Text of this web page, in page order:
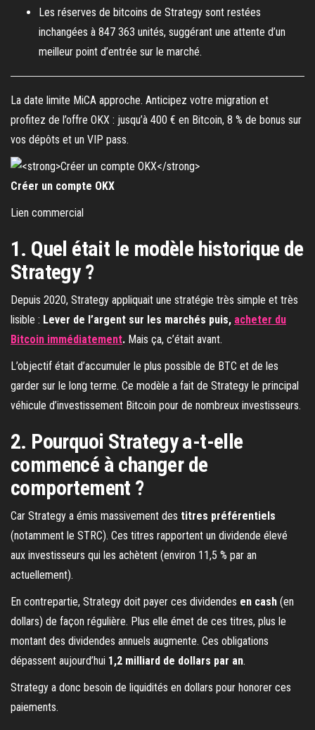
Les réserves de bitcoins de Strategy sont restées
inchangées à 847 363 unités, suggérant une attente d’un
meilleur point d’entrée sur le marché.
La date limite MiCA approche. Anticipez votre migration et
profitez de l’offre OKX : jusqu’à 400 € en Bitcoin, 8 % de bonus sur
vos dépôts et un VIP pass.
Créer un compte OKX
Lien commercial
1. Quel était le modèle historique de
Strategy ?
Depuis 2020, Strategy appliquait une stratégie très simple et très
lisible : Lever de l’argent sur les marchés puis, acheter du
Bitcoin immédiatement. Mais ça, c’était avant.
L’objectif était d’accumuler le plus possible de BTC et de les
garder sur le long terme. Ce modèle a fait de Strategy le principal
véhicule d’investissement Bitcoin pour de nombreux investisseurs.
2. Pourquoi Strategy a-t-elle
commencé à changer de
comportement ?
Car Strategy a émis massivement des titres préférentiels
(notamment le STRC). Ces titres rapportent un dividende élevé
aux investisseurs qui les achètent (environ 11,5 % par an
actuellement).
En contrepartie, Strategy doit payer ces dividendes en cash (en
dollars) de façon régulière. Plus elle émet de ces titres, plus le
montant des dividendes annuels augmente. Ces obligations
dépassent aujourd’hui 1,2 milliard de dollars par an.
Strategy a donc besoin de liquidités en dollars pour honorer ces
paiements.